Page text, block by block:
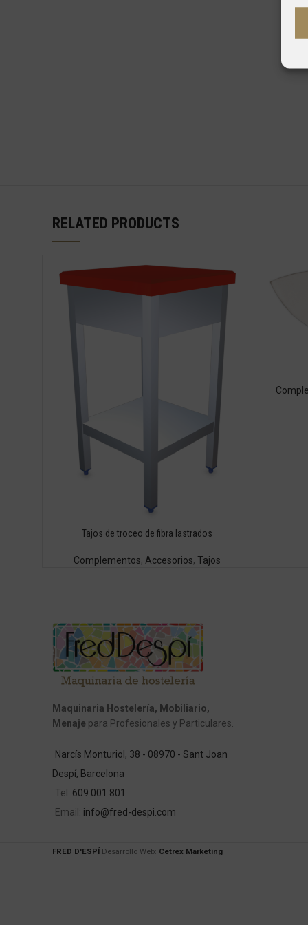
RELATED PRODUCTS
Tajos de troceo de fibra lastrados
Complementos, Accesorios,Tajos
Maquinaria Hostelería, Mobiliario,
Menaje para Profesionales y Particulares.
Narcís Monturiol, 38 - 08970 - Sant Joan
Despí, Barcelona
Tel: 609 001 801
Email: info@fred-despi.com
FRED D'ESPÍ Desarrollo Web: Cetrex Marketing